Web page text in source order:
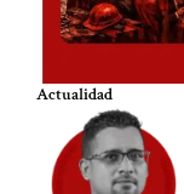
Actualidad